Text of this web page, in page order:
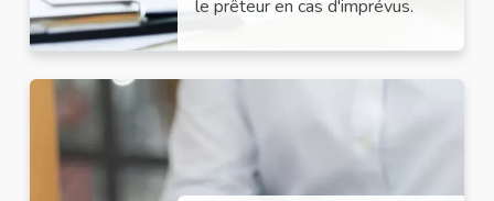
le prêteur en cas d'imprévus.